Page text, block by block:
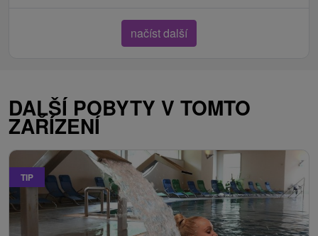
načíst další
DALŠÍ POBYTY V TOMTO
ZAŘÍZENÍ
TIP